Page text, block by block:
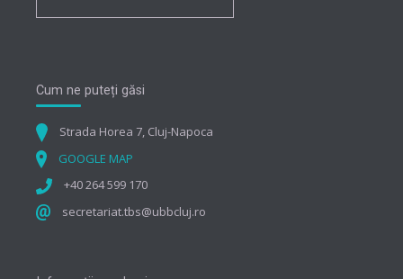
Cum ne puteți găsi
Strada Horea 7, Cluj-Napoca
GOOGLE MAP
+40 264 599 170
secretariat.tbs@ubbcluj.ro